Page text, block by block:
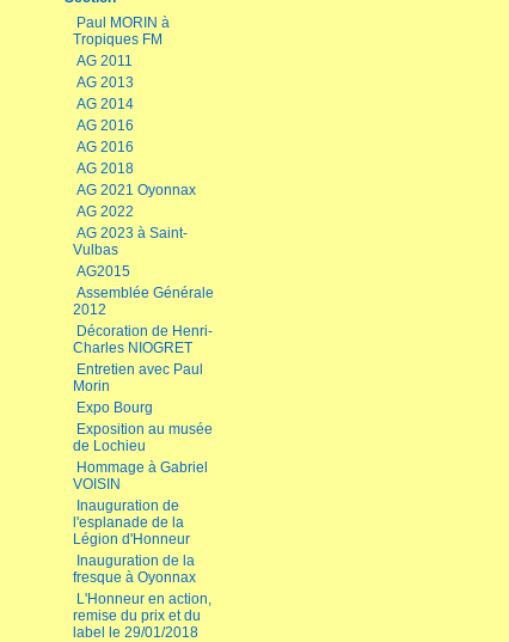
Paul MORIN à
Tropiques FM
AG 2011
AG 2013
AG 2014
AG 2016
AG 2016
AG 2018
AG 2021 Oyonnax
AG 2022
AG 2023 à Saint-
Vulbas
AG2015
Assemblée Générale
2012
Décoration de Henri-
Charles NIOGRET
Entretien avec Paul
Morin
Expo Bourg
Exposition au musée
de Lochieu
Hommage à Gabriel
VOISIN
Inauguration de
l'esplanade de la
Légion d'Honneur
Inauguration de la
fresque à Oyonnax
L'Honneur en action,
remise du prix et du
label le 29/01/2018